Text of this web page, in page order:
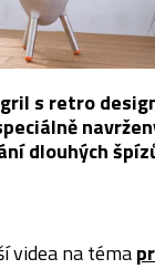
s retro
dlouhých
videa na téma